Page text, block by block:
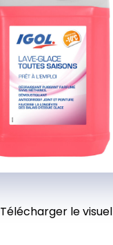
Télécharger le visuel